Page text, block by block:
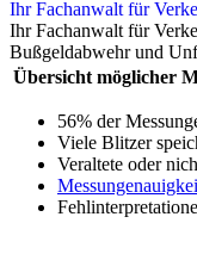
Ihr Fachanwalt für
Bußgeldabwehr und
Übersicht möglicher
56% der
Viele Blitzer
Veraltete oder